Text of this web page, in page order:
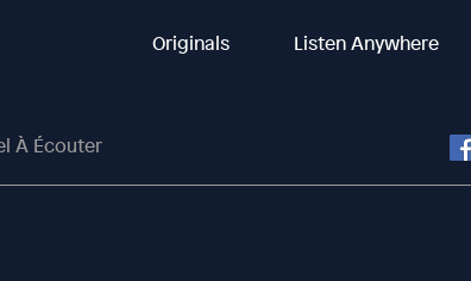
Originals Listen Anywhere
À Écouter